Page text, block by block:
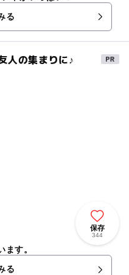
る
人の集まりに♪
保存
344
す。
る